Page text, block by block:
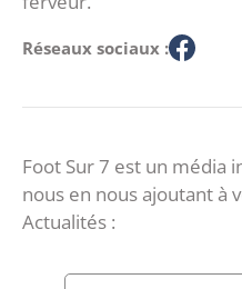
Réseaux sociaux :
Foot Sur 7 est un média
nous en nous ajoutant à
Actualités :